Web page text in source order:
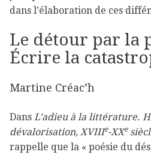
dans l’élaboration de ces
Le détour par la
Écrire la
Martine Créac’h
Dans L’adieu à la littérature.
dévalorisation, XVIIIe-XXe
rappelle que la « poésie du